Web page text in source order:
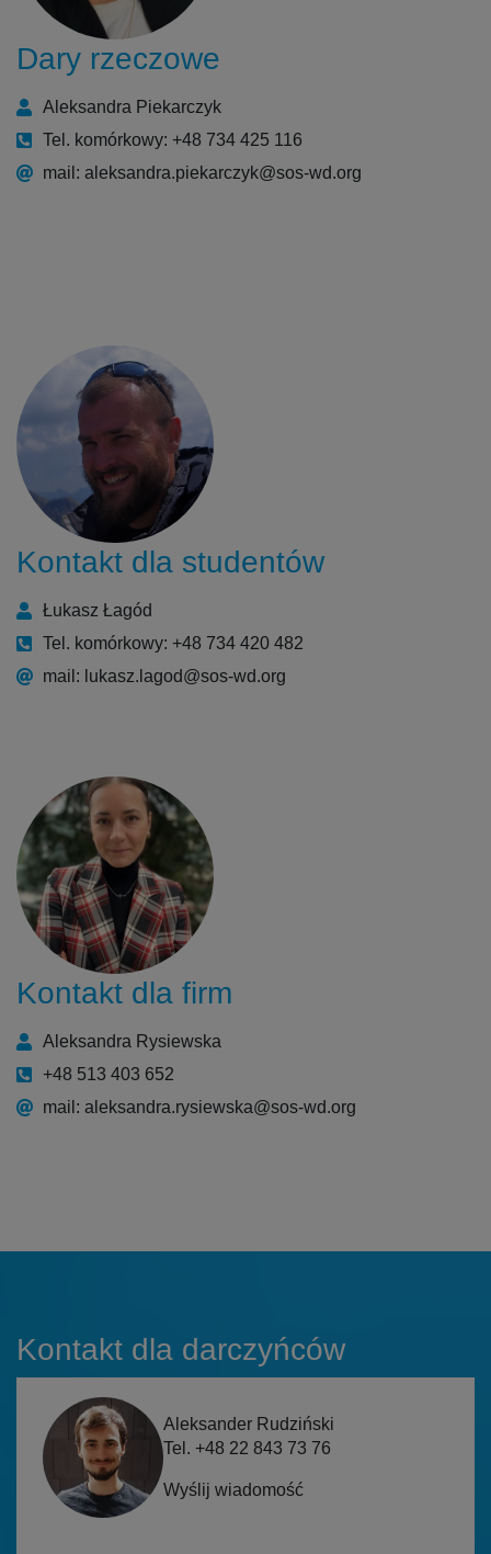
Dary rzeczowe
Aleksandra Piekarczyk
Tel. komórkowy: +48 734 425 116
mail: aleksandra.piekarczyk@sos-wd.org
Kontakt dla studentów
Łukasz Łagód
Tel. komórkowy: +48 734 420 482
mail: lukasz.lagod@sos-wd.org
Kontakt dla firm
Aleksandra Rysiewska
+48 513 403 652
mail: aleksandra.rysiewska@sos-wd.org
Kontakt dla darczyńców
Aleksander Rudziński
Tel. +48 22 843 73 76
Wyślij wiadomość